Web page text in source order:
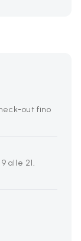
out fino
alle 21,